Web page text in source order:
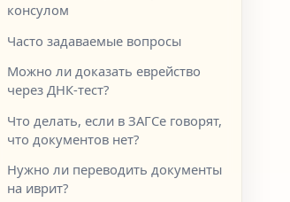
консулом
Часто задаваемые вопросы
Можно ли доказать еврейство
через ДНК-тест?
Что делать, если в ЗАГСе говорят,
что документов нет?
Нужно ли переводить документы
на иврит?